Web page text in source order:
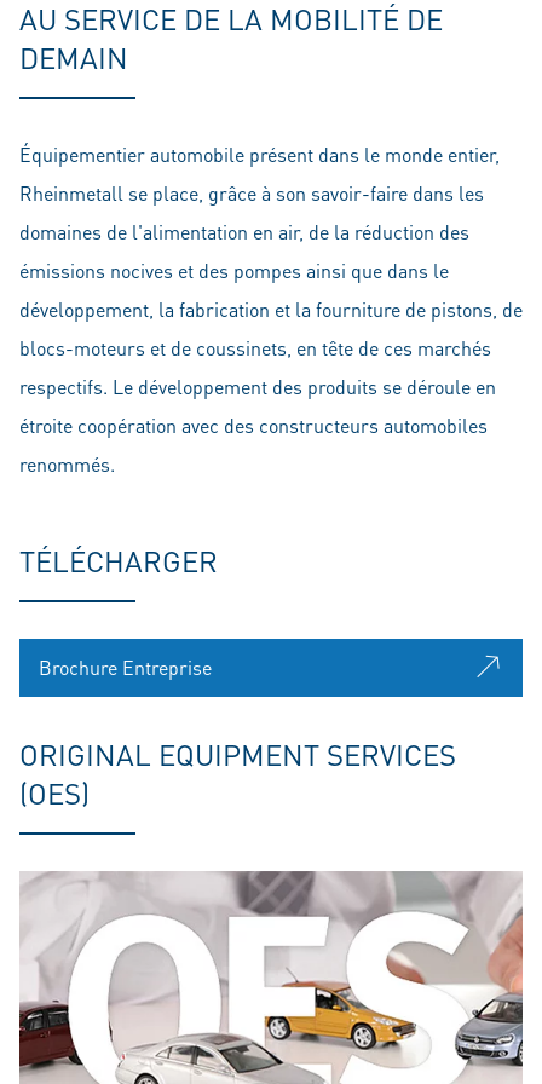
AU SERVICE DE LA MOBILITÉ DE
DEMAIN
Équipementier automobile présent dans le monde entier,
Rheinmetall se place, grâce à son savoir-faire dans les
domaines de l'alimentation en air, de la réduction des
émissions nocives et des pompes ainsi que dans le
développement, la fabrication et la fourniture de pistons, de
blocs-moteurs et de coussinets, en tête de ces marchés
respectifs. Le développement des produits se déroule en
étroite coopération avec des constructeurs automobiles
renommés.
TÉLÉCHARGER
Brochure Entreprise
ORIGINAL EQUIPMENT SERVICES
(OES)